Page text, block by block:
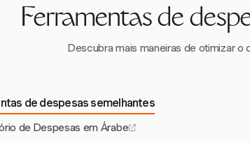
Ferramentas de
Descubra mais maneiras de otimizar o
de despesas semelhantes
de Despesas em Árabe